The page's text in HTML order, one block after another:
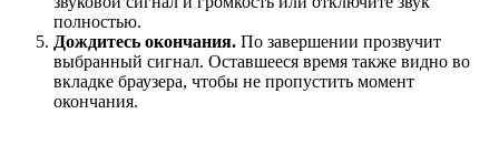
Звуки:
Громкость:
полностью.
Дождитесь окончания. По завершении прозвучит
выбранный сигнал. Оставшееся время также видно во
вкладке браузера, чтобы не пропустить момент
окончания.